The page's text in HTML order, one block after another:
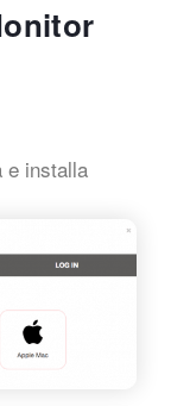
e installa